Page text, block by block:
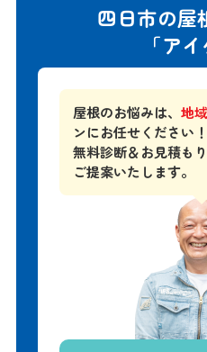
四日市の屋
「ア
屋根のお悩みは、地
ンにお任せください！
無料診断＆お見積も
ご提案いたします。